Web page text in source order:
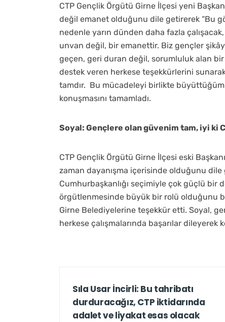
CTP Gençlik Örgütü Girne İlçesi yeni
değil emanet olduğunu dile getirerek “Bu
nedenle yarın dünden daha fazla
unvan değil, bir emanettir. Biz gençler
geçen, geri duran değil, sorumluluk alan bir
destek veren herkese teşekkürlerini sunarak
tamdır. Bu mücadeleyi birlikte
konuşmasını tamamladı.
Soyal: Gençlere olan güvenim tam, iyi ki
CTP Gençlik Örgütü Girne İlçesi eski
zaman dayanışma içerisinde olduğunu
Cumhurbaşkanlığı seçimiyle çok güçlü
örgütlenmesinde büyük bir rolü olduğunu
Girne Belediyelerine teşekkür etti. Soyal,
herkese çalışmalarında başarılar dileyerek
Sıla Usar İncirli: Bu tahribatı
durduracağız, CTP iktidarında
adalet ve liyakat esas olacak